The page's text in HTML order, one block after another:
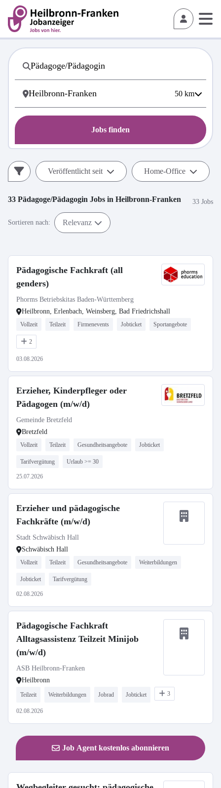
50 km
Jobs finden
Veröffentlicht seit Home-Office
33 Pädagoge/Pädagogin Jobs in Heilbronn-Franken 33 Jobs
Sortieren nach: Relevanz
Pädagogische Fachkraft (all
genders)
Phorms Betriebskitas Baden-Württemberg
Heilbronn, Erlenbach, Weinsberg, Bad Friedrichshall
Vollzeit Teilzeit Firmenevents Jobticket Sportangebote
2
03.08.2026
Erzieher, Kinderpfleger oder
Pädagogen (m/w/d)
Gemeinde Bretzfeld
Bretzfeld
Vollzeit Teilzeit Gesundheitsangebote Jobticket
Tarifvergütung Urlaub >= 30
25.07.2026
Erzieher und pädagogische
Fachkräfte (m/w/d)
Stadt Schwäbisch Hall
Schwäbisch Hall
Vollzeit Teilzeit Gesundheitsangebote Weiterbildungen
Jobticket Tarifvergütung
02.08.2026
Pädagogische Fachkraft
Alltagsassistenz Teilzeit Minijob
(m/w/d)
ASB Heilbronn-Franken
Heilbronn
Teilzeit Weiterbildungen Jobrad Jobticket 3
02.08.2026
Job Agent kostenlos abonnieren